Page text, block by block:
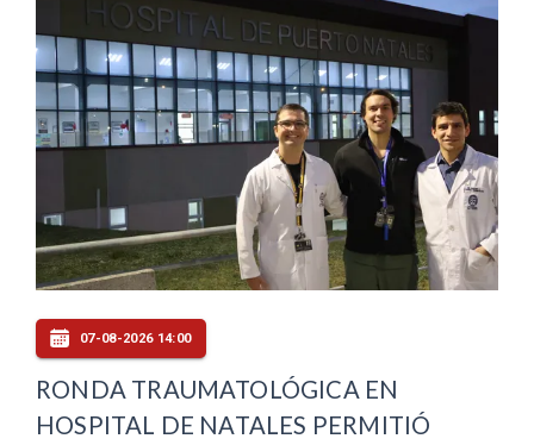
07-08-2026 14:00
RONDA TRAUMATOLÓGICA EN
HOSPITAL DE NATALES PERMITIÓ